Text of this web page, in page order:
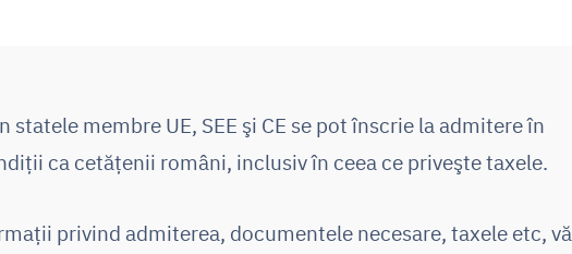
statele membre UE, SEE şi CE se pot înscrie la admitere în
ca cetăţenii români, inclusiv în ceea ce priveşte taxele.
privind admiterea, documentele necesare, taxele etc, vă